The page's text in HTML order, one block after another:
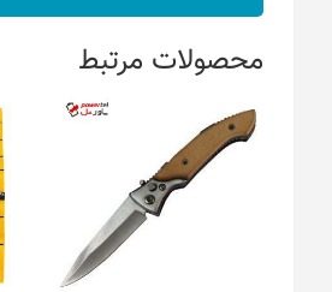
محصولات مرتبط